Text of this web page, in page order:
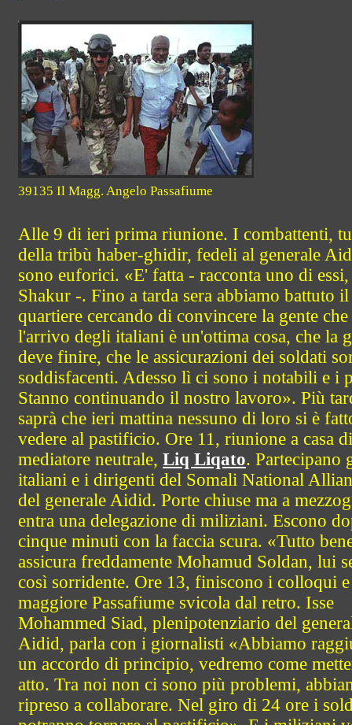
39135 Il Magg. Angelo Passafiume
Alle 9 di ieri prima riunione. I combattenti,
della tribù haber-ghidir, fedeli al generale
sono euforici. «E' fatta - racconta uno di
Shakur -. Fino a tarda sera abbiamo battuto il
quartiere cercando di convincere la gente che
l'arrivo degli italiani è un'ottima cosa, che la
deve finire, che le assicurazioni dei soldati
soddisfacenti. Adesso lì ci sono i notabili e i
Stanno continuando il nostro lavoro». Più
saprà che ieri mattina nessuno di loro si è
vedere al pastificio. Ore 11, riunione a casa
mediatore neutrale, Liq Liqato. Partecipano
italiani e i dirigenti del Somali National
del generale Aidid. Porte chiuse ma a
entra una delegazione di miliziani. Escono
cinque minuti con la faccia scura. «Tutto
assicura freddamente Mohamud Soldan, lui
così sorridente. Ore 13, finiscono i colloqui
maggiore Passafiume svicola dal retro. Isse
Mohammed Siad, plenipotenziario del
Aidid, parla con i giornalisti «Abbiamo
un accordo di principio, vedremo come
atto. Tra noi non ci sono più problemi,
ripreso a collaborare. Nel giro di 24 ore i